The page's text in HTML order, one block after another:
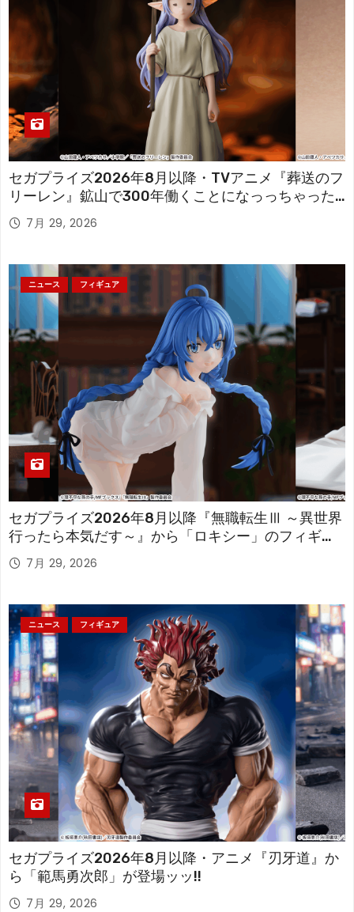
セガプライズ2026年8月以降・TVアニメ『葬送のフ
リーレン』鉱山で300年働くことになっっちゃった
「フリーレン」を立体化！
7月 29, 2026
ニュース フィギュア
セガプライズ2026年8月以降『無職転生Ⅲ ～異世界
行ったら本気だす～』から「ロキシー」のフィギュ
アが登場！
7月 29, 2026
ニュース フィギュア
セガプライズ2026年8月以降・アニメ『刃牙道』か
ら「範馬勇次郎」が登場ッッ!!
7月 29, 2026